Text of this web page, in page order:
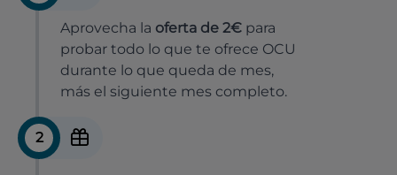
Aprovecha la oferta de 2€ para
probar todo lo que te ofrece OCU
durante lo que queda de mes,
más el siguiente mes completo.
2